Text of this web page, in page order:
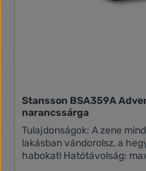
Stansson BSA359A
narancssárga
Tulajdonságok: A zene
lakásban vándorolsz, a
habokat! Hatótávolság: max. 10m Frekvencia tartomány: 90